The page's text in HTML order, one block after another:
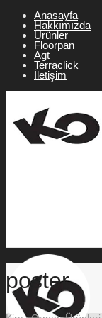
Anasayfa
Hakkımızda
Ürünler
Floorpan
Agt
Terraclick
İletişim
poster